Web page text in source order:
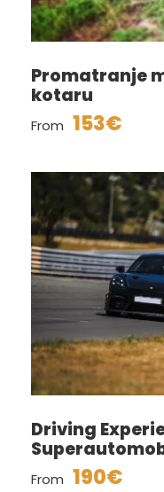
Promatranje
kotaru
From 153€
Driving
From 190€